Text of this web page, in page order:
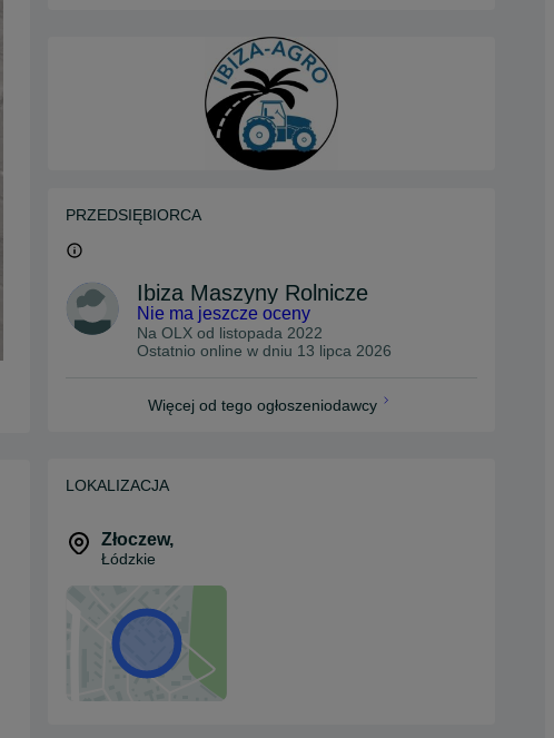
PRZEDSIĘBIORCA
Ibiza Maszyny Rolnicze
Nie ma jeszcze oceny
Na OLX od listopada 2022
Ostatnio online w dniu 13 lipca 2026
Więcej od tego ogłoszeniodawcy
LOKALIZACJA
Złoczew,
Łódzkie